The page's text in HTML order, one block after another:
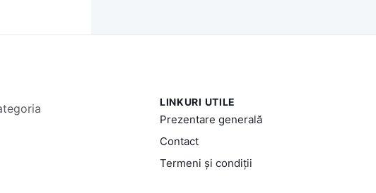
LINKURI UTILE
Prezentare generală
Contact
Termeni și condiții